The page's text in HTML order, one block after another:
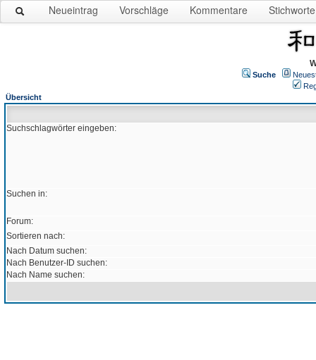
Neueintrag Vorschläge Kommentare Stichworte
Suche
Übersicht
Suchschlagwörter eingeben:
Suchen in:
Forum:
Sortieren nach:
Nach Datum suchen:
Nach Benutzer-ID suchen:
Nach Name suchen: